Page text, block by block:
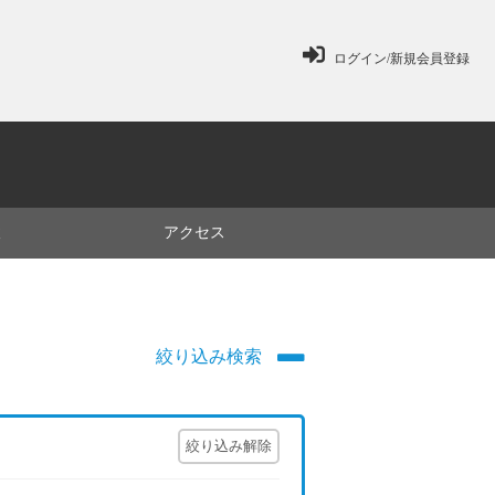
ログイン/新規会員登録
アクセス
絞り込み検索